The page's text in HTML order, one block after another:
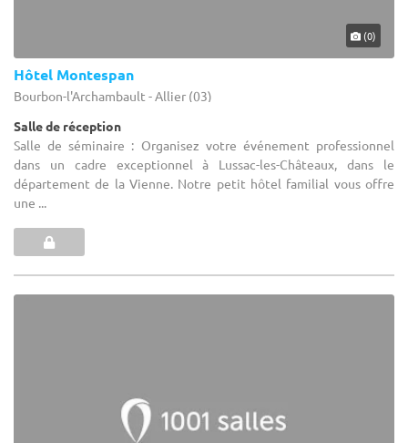
(0)
Hôtel Montespan
Bourbon-l'Archambault - Allier (03)
Salle de réception
Salle de séminaire : Organisez votre événement professionnel
dans un cadre exceptionnel à Lussac-les-Châteaux, dans le
département de la Vienne. Notre petit hôtel familial vous offre
une ...